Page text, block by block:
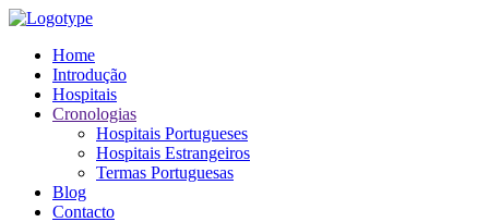
Home
Introdução
Hospitais
Cronologias
Hospitais Portugueses
Hospitais Estrangeiros
Termas Portuguesas
Blog
Contacto